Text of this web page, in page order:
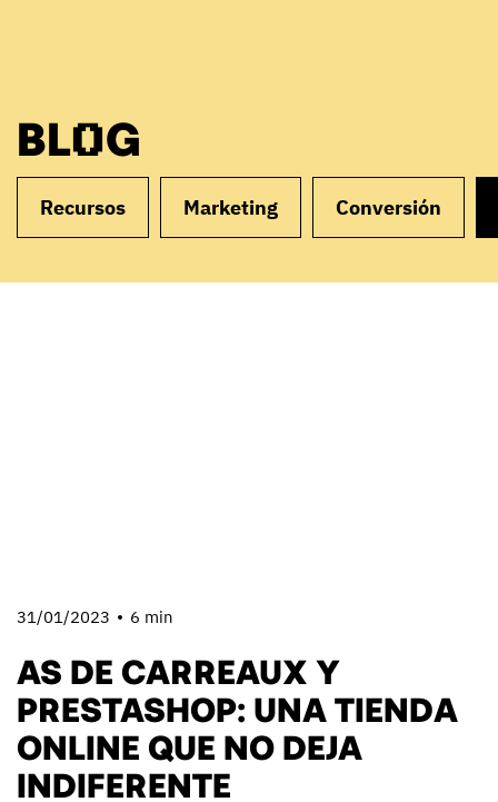
BLOG
Recursos Marketing Conversión
31/01/2023 6 min
AS DE CARREAUX Y
PRESTASHOP: UNA TIENDA
ONLINE QUE NO DEJA
INDIFERENTE